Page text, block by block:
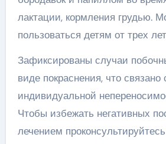
лактации, кормления грудью.
пользоваться детям от трех
Зафиксированы случаи
виде покраснения, что связано
индивидуальной
Чтобы избежать негативных
лечением